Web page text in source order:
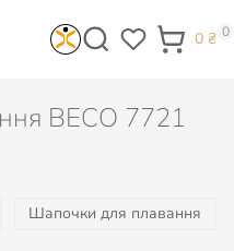
0 ₴ 0
BECO 7721
Шапочки для плавання